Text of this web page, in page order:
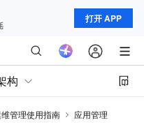
打开 APP
构
管理使用指南
应用管理